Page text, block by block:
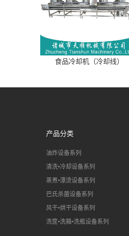
食品冷却机（冷却线）
产品分类
油炸设备系列
清洗•冷却设备系列
蒸煮•漂烫设备系列
巴氏杀菌设备系列
风干•烘干设备系列
洗筐•洗箱•洗瓶设备系列